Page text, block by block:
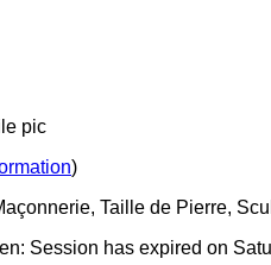
)
Taille de Pierre,
Session has expired on